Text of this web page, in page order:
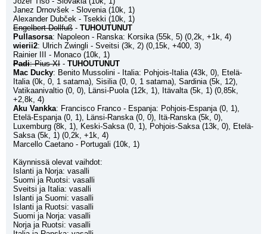
Janez Drnovšek - Slovenia (10k, 1)
Alexander Dubček - Tsekki (10k, 1)
Engelbert Dollfuß - TUHOUTUNUT
Pullasorsa: Napoleon - Ranska: Korsika (55k, 5) (0,2k, +1k, 4)
wierii2: Ulrich Zwingli - Sveitsi (3k, 2) (0,15k, +400, 3)
Rainier III - Monaco (10k, 1)
Padi: Pius XI - TUHOUTUNUT
Mac Ducky: Benito Mussolini - Italia: Pohjois-Italia (43k, 0), Etelä-
Italia (0k, 0, 1 satama), Sisilia (0, 0, 1 satama), Sardinia (5k, 12),
Vatikaanivaltio (0, 0), Länsi-Puola (12k, 1), Itävalta (5k, 1) (0,85k,
+2,8k, 4)
Aku Vankka: Francisco Franco - Espanja: Pohjois-Espanja (0, 1),
Etelä-Espanja (0, 1), Länsi-Ranska (0, 0), Itä-Ranska (5k, 0),
Luxemburg (8k, 1), Keski-Saksa (0, 1), Pohjois-Saksa (13k, 0), Etelä-
Saksa (5k, 1) (0,2k, +1k, 4)
Marcello Caetano - Portugali (10k, 1)
Käynnissä olevat vaihdot:
Islanti ja Norja: vasalli
Suomi ja Ruotsi: vasalli
Sveitsi ja Italia: vasalli
Islanti ja Suomi: vasalli
Islanti ja Ruotsi: vasalli
Suomi ja Norja: vasalli
Norja ja Ruotsi: vasalli